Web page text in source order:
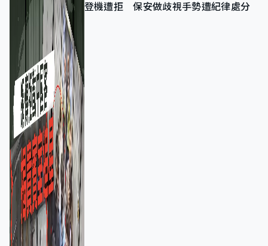
登機遭拒 保安做歧視手勢遭紀律處分